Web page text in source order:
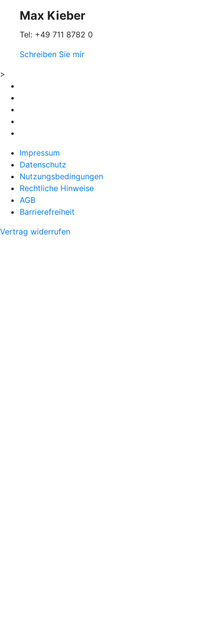
Max Kieber
Tel: +49 711 8782 0
Schreiben Sie mir
>
Impressum
Datenschutz
Nutzungsbedingungen
Rechtliche Hinweise
AGB
Barrierefreiheit
Vertrag widerrufen